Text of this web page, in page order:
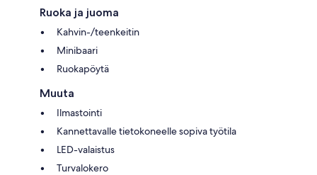
Ruoka ja juoma
Kahvin-/teenkeitin
Minibaari
Ruokapöytä
Muuta
Ilmastointi
Kannettavalle tietokoneelle sopiva työtila
LED-valaistus
Turvalokero